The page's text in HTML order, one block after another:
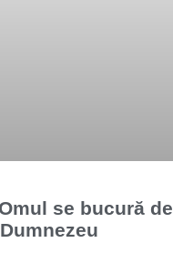
se bucură de